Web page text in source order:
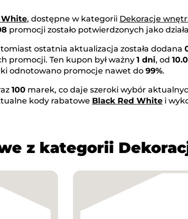
White, dostępne w kategorii Dekoracje
promocji zostało potwierdzonych jako
ostatnia aktualizacja została dodana
promocji. Ten kupon był ważny 1 dni, od
odnotowano promocje nawet do 99%.
100 marek, co daje szeroki wybór
kody rabatowe Black Red White i
z kategorii